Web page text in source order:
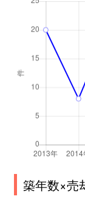
築年数×売